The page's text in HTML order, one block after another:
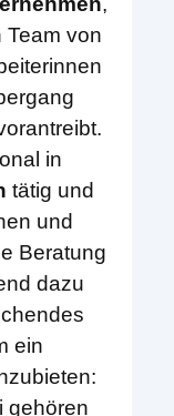
Team von
in
tätig und
und
Beratung
dazu
ein
gehören